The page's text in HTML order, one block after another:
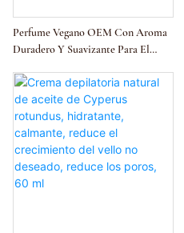
Perfume Vegano OEM Con Aroma
Duradero Y Suavizante Para El